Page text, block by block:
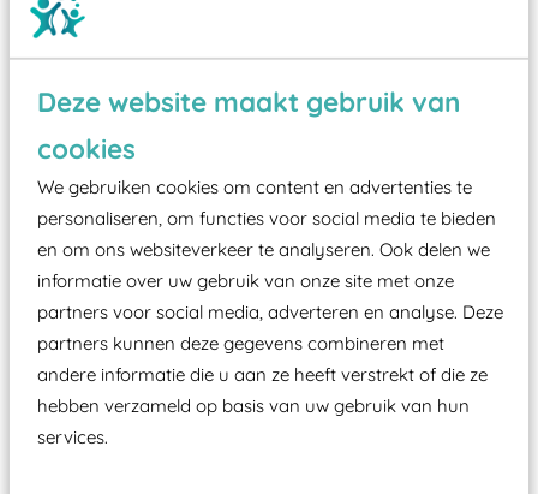
Deze website maakt gebruik van
cookies
We gebruiken cookies om content en advertenties te
personaliseren, om functies voor social media te bieden
en om ons websiteverkeer te analyseren. Ook delen we
informatie over uw gebruik van onze site met onze
partners voor social media, adverteren en analyse. Deze
partners kunnen deze gegevens combineren met
andere informatie die u aan ze heeft verstrekt of die ze
hebben verzameld op basis van uw gebruik van hun
services.
Wist je dat:
Vanaf een valhoogte van 1,5 meter een speciale
valondergrond onder speeltoestellen verplicht is
zoals kunstgras, rubber tegels of boomschors?
Elk speeltoestel in de openbare ruimte voorzien
moet zijn van een typekeuring, -plaatje en
certificering, uitgegeven door een Nederlands
aangewezen keuringsinstantie?
Wij ook speeltoestellen kunnen laten keuren zodat